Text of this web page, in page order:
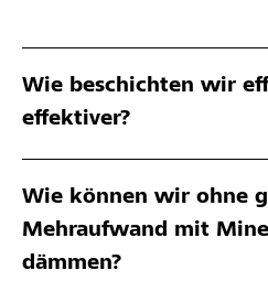
Wie beschichten wir
effektiver?
Wie können wir ohne
Mehraufwand mit
dämmen?